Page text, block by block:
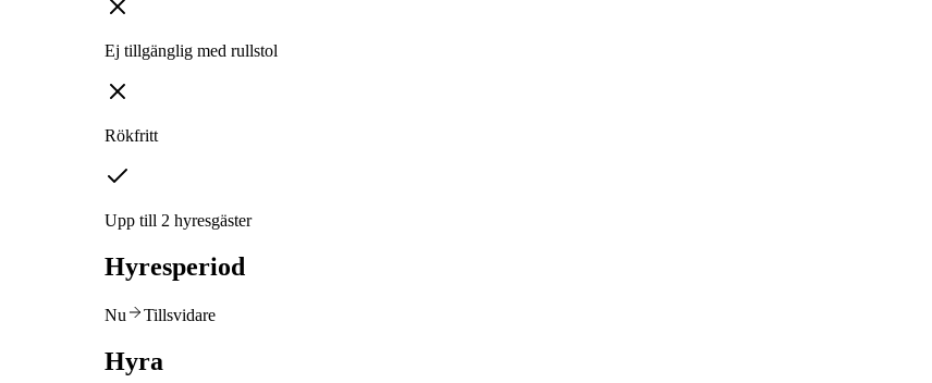
Ej tillgänglig med rullstol
Rökfritt
Upp till 2 hyresgäster
Hyresperiod
Nu Tillsvidare
Hyra